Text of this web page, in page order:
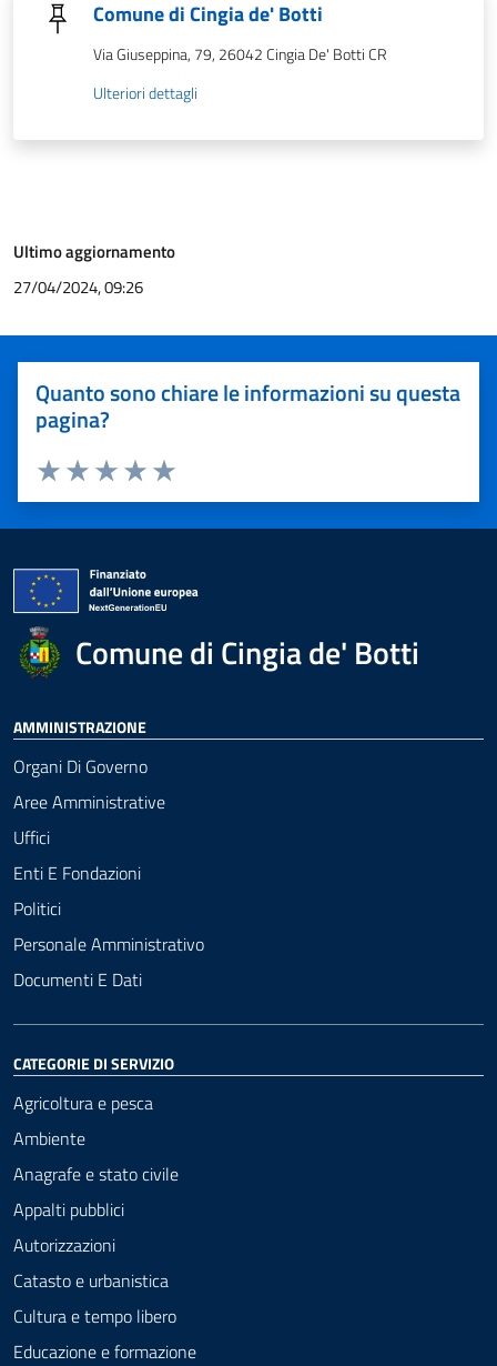
Comune di Cingia de' Botti
Via Giuseppina, 79, 26042 Cingia De' Botti CR
Ulteriori dettagli
Ultimo aggiornamento
27/04/2024, 09:26
Quanto sono chiare le informazioni su questa
pagina?
Valuta 5 stelle su 5
Valuta 4 stelle su 5
Valuta 3 stelle su 5
Valuta 2 stelle su 5
Valuta 1 stelle su 5
Comune di Cingia de' Botti
AMMINISTRAZIONE
Organi Di Governo
Aree Amministrative
Uffici
Enti E Fondazioni
Politici
Personale Amministrativo
Documenti E Dati
CATEGORIE DI SERVIZIO
Agricoltura e pesca
Ambiente
Anagrafe e stato civile
Appalti pubblici
Autorizzazioni
Catasto e urbanistica
Cultura e tempo libero
Educazione e formazione